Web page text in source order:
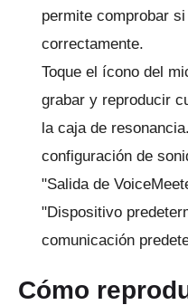
permite comprobar
correctamente.
Toque el ícono del
grabar y reproducir
la caja de resonancia.
configuración de
"Salida de
"Dispositivo
comunicación
Cómo